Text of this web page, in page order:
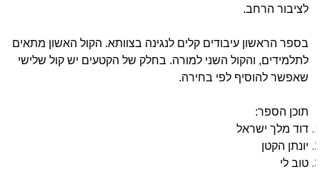
לציבור הרחב.
בספר הראשון עיבודים קלים לנגינה בצוותא. הקול האשון מתאים
לתלמידים, והקול השני למורה. בחלק של הקטעים יש קול שלישי
שאפשר להוסיף לפי בחירה.
תוכן הספר:
דוד מלך ישראל
יונתן הקטן
טוב לי